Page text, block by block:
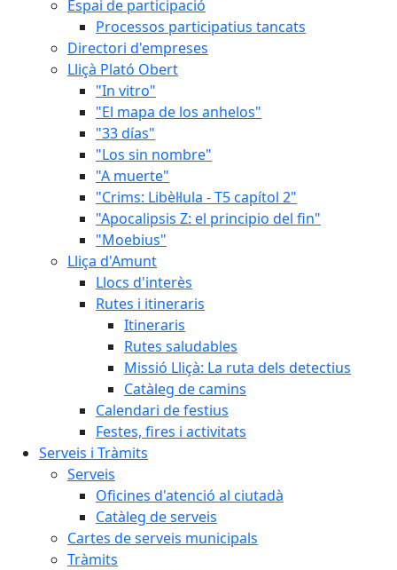
Espai de participació
Processos participatius tancats
Directori d'empreses
Lliçà Plató Obert
"In vitro"
"El mapa de los anhelos"
"33 días"
"Los sin nombre"
"A muerte"
"Crims: Libèl·lula - T5 capítol 2"
"Apocalipsis Z: el principio del fin"
"Moebius"
Lliça d'Amunt
Llocs d'interès
Rutes i itineraris
Itineraris
Rutes saludables
Missió Lliçà: La ruta dels detectius
Catàleg de camins
Calendari de festius
Festes, fires i activitats
Serveis i Tràmits
Serveis
Oficines d'atenció al ciutadà
Catàleg de serveis
Cartes de serveis municipals
Tràmits